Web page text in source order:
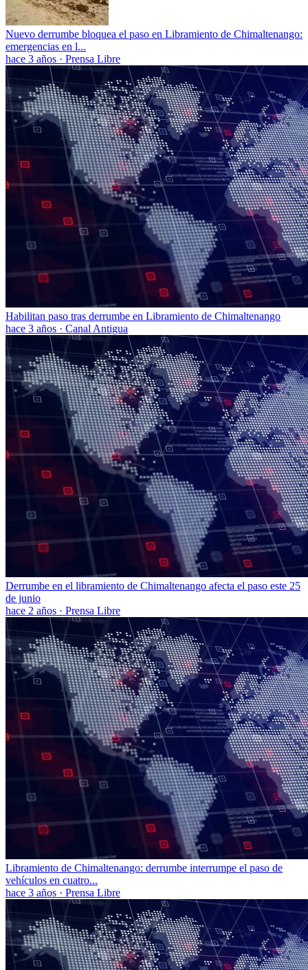
Nuevo derrumbe bloquea el paso en Libramiento de Chimaltenango:
emergencias en l...
hace 3 años · Prensa Libre
Habilitan paso tras derrumbe en Libramiento de Chimaltenango
hace 3 años · Canal Antigua
Derrumbe en el libramiento de Chimaltenango afecta el paso este 25
de junio
hace 2 años · Prensa Libre
Libramiento de Chimaltenango: derrumbe interrumpe el paso de
vehículos en cuatro...
hace 3 años · Prensa Libre